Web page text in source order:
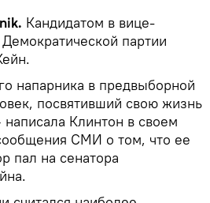
Кандидатом в вице-
партии
напарника в предвыборной
посвятивший свою жизнь
Клинтон в своем
СМИ о том, что ее
пал на сенатора